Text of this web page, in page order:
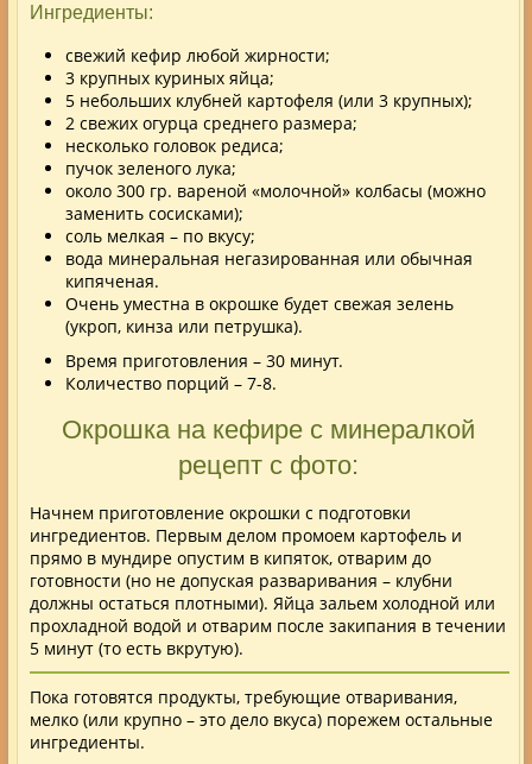
Ингредиенты:
свежий кефир любой жирности;
3 крупных куриных яйца;
5 небольших клубней картофеля (или 3 крупных);
2 свежих огурца среднего размера;
несколько головок редиса;
пучок зеленого лука;
около 300 гр. вареной «молочной» колбасы (можно
заменить сосисками);
соль мелкая – по вкусу;
вода минеральная негазированная или обычная
кипяченая.
Очень уместна в окрошке будет свежая зелень
(укроп, кинза или петрушка).
Время приготовления – 30 минут.
Количество порций – 7-8.
Окрошка на кефире с минералкой
рецепт с фото:
Начнем приготовление окрошки с подготовки
ингредиентов. Первым делом промоем картофель и
прямо в мундире опустим в кипяток, отварим до
готовности (но не допуская разваривания – клубни
должны остаться плотными). Яйца зальем холодной или
прохладной водой и отварим после закипания в течении
5 минут (то есть вкрутую).
Пока готовятся продукты, требующие отваривания,
мелко (или крупно – это дело вкуса) порежем остальные
ингредиенты.